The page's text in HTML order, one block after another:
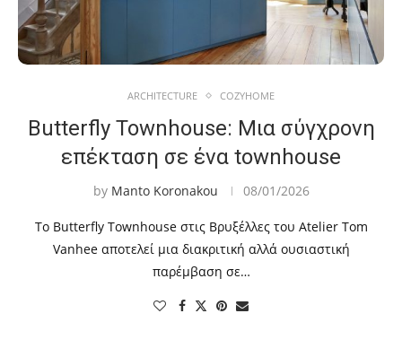
ARCHITECTURE COZYHOME
Butterfly Townhouse: Μια σύγχρονη
επέκταση σε ένα townhouse
by Manto Koronakou 08/01/2026
Το Butterfly Townhouse στις Βρυξέλλες του Atelier Tom
Vanhee αποτελεί μια διακριτική αλλά ουσιαστική
παρέμβαση σε…